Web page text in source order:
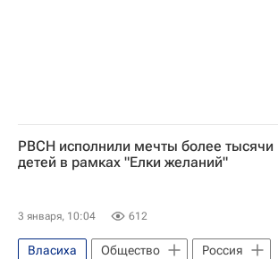
РВСН исполнили мечты более тысячи
детей в рамках "Елки желаний"
3 января, 10:04 612
Власиха Общество
Россия